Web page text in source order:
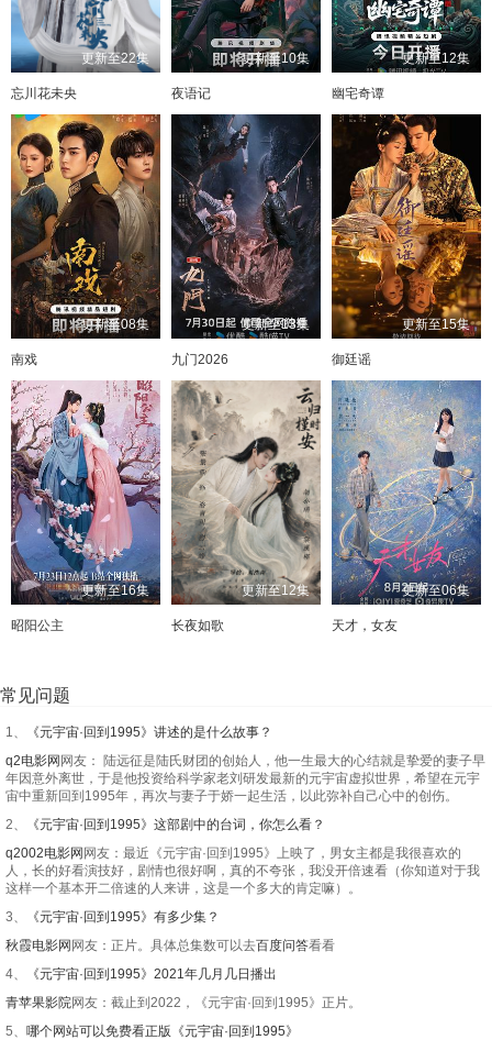
更新至22集
忘川花未央
更新至10集
夜语记
更新至12集
幽宅奇谭
更新至08集
南戏
更新至13集
九门2026
更新至15集
御廷谣
更新至16集
昭阳公主
更新至12集
长夜如歌
更新至06集
天才，女友
常见问题
1、
《元宇宙·回到1995》讲述的是什么故事？
q2电影网网友： 陆远征是陆氏财团的创始人，他一生最大的心结就是挚爱的妻子早
年因意外离世，于是他投资给科学家老刘研发最新的元宇宙虚拟世界，希望在元宇
宙中重新回到1995年，再次与妻子于娇一起生活，以此弥补自己心中的创伤。
2、
《元宇宙·回到1995》这部剧中的台词，你怎么看？
q2002电影网网友：最近《元宇宙·回到1995》上映了，男女主都是我很喜欢的
人，长的好看演技好，剧情也很好啊，真的不夸张，我没开倍速看（你知道对于我
这样一个基本开二倍速的人来讲，这是一个多大的肯定嘛）。
3、
《元宇宙·回到1995》有多少集？
秋霞电影网网友：正片。具体总集数可以去百度问答看看
4、
《元宇宙·回到1995》2021年几月几日播出
青苹果影院网友：截止到2022，《元宇宙·回到1995》正片。
5、 哪个网站可以免费看正版《元宇宙·回到1995》